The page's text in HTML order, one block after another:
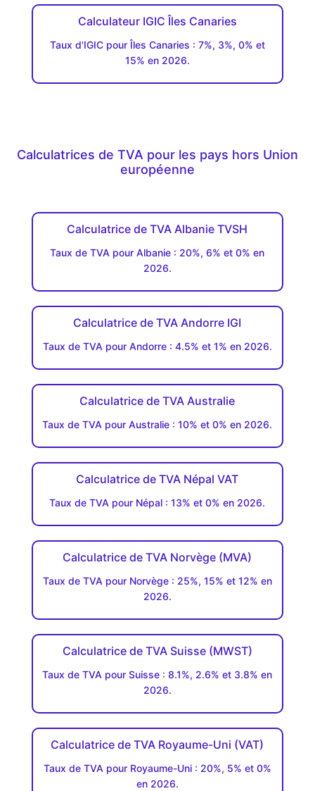
Calculateur IGIC Îles Canaries
Taux d'IGIC pour Îles Canaries : 7%, 3%, 0% et
15% en 2026.
Calculatrices de TVA pour les pays hors Union
européenne
Calculatrice de TVA Albanie TVSH
Taux de TVA pour Albanie : 20%, 6% et 0% en
2026.
Calculatrice de TVA Andorre IGI
Taux de TVA pour Andorre : 4.5% et 1% en 2026.
Calculatrice de TVA Australie
Taux de TVA pour Australie : 10% et 0% en 2026.
Calculatrice de TVA Népal VAT
Taux de TVA pour Népal : 13% et 0% en 2026.
Calculatrice de TVA Norvège (MVA)
Taux de TVA pour Norvège : 25%, 15% et 12% en
2026.
Calculatrice de TVA Suisse (MWST)
Taux de TVA pour Suisse : 8.1%, 2.6% et 3.8% en
2026.
Calculatrice de TVA Royaume-Uni (VAT)
Taux de TVA pour Royaume-Uni : 20%, 5% et 0%
en 2026.